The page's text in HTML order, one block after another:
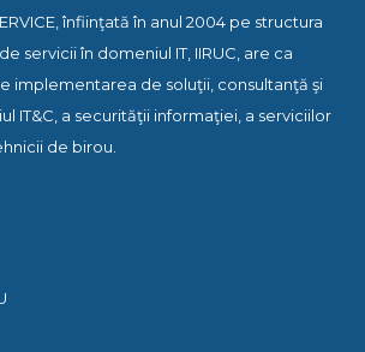
înfiinţată în anul 2004 pe structura
servicii în domeniul IT, IIRUC, are ca
implementarea de soluţii, consultanţă şi
IT&C, a securităţii informaţiei, a serviciilor
de birou.